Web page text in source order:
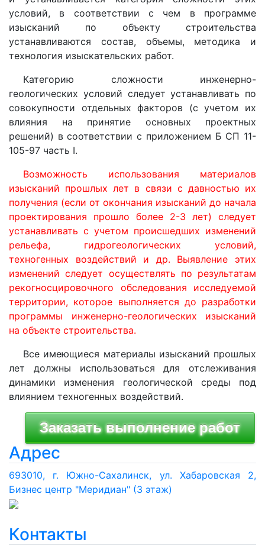
условий, в соответствии с чем в программе
изысканий по объекту строительства
устанавливаются состав, объемы, методика и
технология изыскательских работ.
Категорию сложности инженерно-
геологических условий следует устанавливать по
совокупности отдельных факторов (с учетом их
влияния на принятие основных проектных
решений) в соответствии с приложением Б СП 11-
105-97 часть I.
Возможность использования материалов
изысканий прошлых лет в связи с давностью их
получения (если от окончания изысканий до начала
проектирования прошло более 2-3 лет) следует
устанавливать с учетом происшедших изменений
рельефа, гидрогеологических условий,
техногенных воздействий и др. Выявление этих
изменений следует осуществлять по результатам
рекогносцировочного обследования исследуемой
территории, которое выполняется до разработки
программы инженерно-геологических изысканий
на объекте строительства.
Все имеющиеся материалы изысканий прошлых
лет должны использоваться для отслеживания
динамики изменения геологической среды под
влиянием техногенных воздействий.
Адрес
693010, г. Южно-Сахалинск, ул. Хабаровская 2,
Бизнес центр "Меридиан" (3 этаж)
Контакты